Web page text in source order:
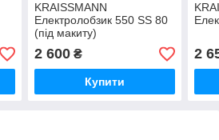
KRAISSMANN
Електролобзик 550 SS 80
(під макиту)
2 600₴
Купити
2